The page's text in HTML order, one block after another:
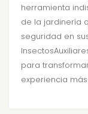
herramienta
de la jardinería
seguridad en
para
experiencia